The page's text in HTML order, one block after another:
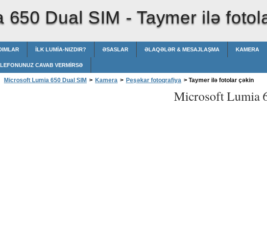
650 Dual SIM -Taymer ilə
İLK LUMIA-NIZDIR? ƏSASLAR ƏLAQƏLƏR & MESAJLAŞMA KAMERA
CAVAB VERMIRSƏ
Microsoft Lumia 650 Dual SIM > Kamera > Peşəkar fotoqrafiya > Taymer ilə fotolar çəkin
Microsoft Lumia